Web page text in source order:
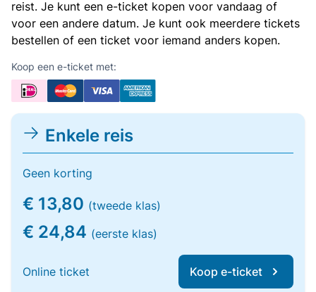
reist. Je kunt een e-ticket kopen voor vandaag of
voor een andere datum. Je kunt ook meerdere tickets
bestellen of een ticket voor iemand anders kopen.
Koop een e-ticket met:
Enkele reis
Geen korting
€ 13,80 (tweede klas)
€ 24,84 (eerste klas)
Online ticket Koop e-ticket